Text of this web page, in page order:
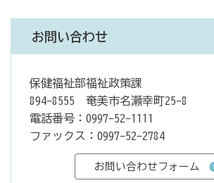
お問い合わせ
保健福祉部福祉政策課
894-8555 奄美市名瀬幸町25-8
電話番号：0997-52-1111
ファックス：0997-52-2784